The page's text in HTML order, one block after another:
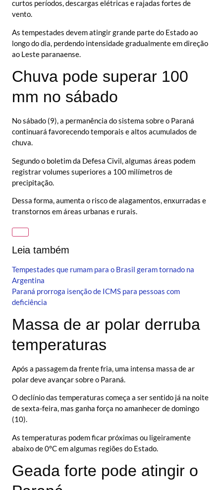
curtos períodos, descargas elétricas e rajadas fortes de
vento.
As tempestades devem atingir grande parte do Estado ao
longo do dia, perdendo intensidade gradualmente em direção
ao Leste paranaense.
Chuva pode superar 100
mm no sábado
No sábado (9), a permanência do sistema sobre o Paraná
continuará favorecendo temporais e altos acumulados de
chuva.
Segundo o boletim da Defesa Civil, algumas áreas podem
registrar volumes superiores a 100 milímetros de
precipitação.
Dessa forma, aumenta o risco de alagamentos, enxurradas e
transtornos em áreas urbanas e rurais.
Leia também
Tempestades que rumam para o Brasil geram tornado na
Argentina
Paraná prorroga isenção de ICMS para pessoas com
deficiência
Massa de ar polar derruba
temperaturas
Após a passagem da frente fria, uma intensa massa de ar
polar deve avançar sobre o Paraná.
O declínio das temperaturas começa a ser sentido já na noite
de sexta-feira, mas ganha força no amanhecer de domingo
(10).
As temperaturas podem ficar próximas ou ligeiramente
abaixo de 0°C em algumas regiões do Estado.
Geada forte pode atingir o